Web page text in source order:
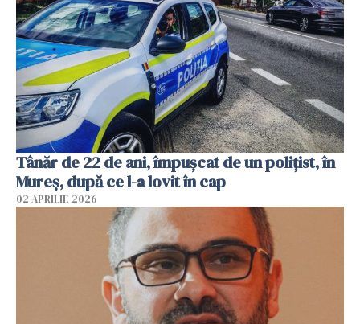
Tânăr de 22 de ani, împușcat de un polițist, în
Mureș, după ce l-a lovit în cap
02 APRILIE 2026